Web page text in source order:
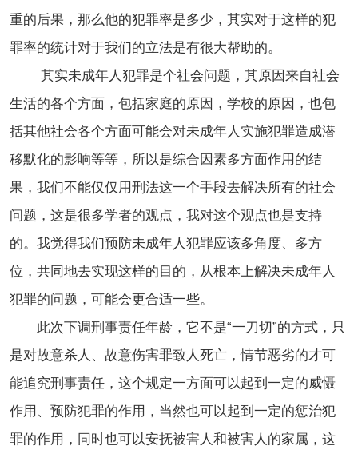
重的后果，那么他的犯罪率是多少，其实对于这样的犯
罪率的统计对于我们的立法是有很大帮助的。
其实未成年人犯罪是个社会问题，其原因来自社会
生活的各个方面，包括家庭的原因，学校的原因，也包
括其他社会各个方面可能会对未成年人实施犯罪造成潜
移默化的影响等等，所以是综合因素多方面作用的结
果，我们不能仅仅用刑法这一个手段去解决所有的社会
问题，这是很多学者的观点，我对这个观点也是支持
的。我觉得我们预防未成年人犯罪应该多角度、多方
位，共同地去实现这样的目的，从根本上解决未成年人
犯罪的问题，可能会更合适一些。
此次下调刑事责任年龄，它不是“一刀切”的方式，只
是对故意杀人、故意伤害罪致人死亡，情节恶劣的才可
能追究刑事责任，这个规定一方面可以起到一定的威慑
作用、预防犯罪的作用，当然也可以起到一定的惩治犯
罪的作用，同时也可以安抚被害人和被害人的家属，这